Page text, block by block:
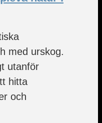
med urskog.
utanför
hitta
och